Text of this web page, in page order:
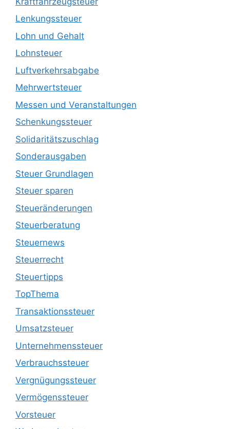
Lenkungssteuer
Lohn und Gehalt
Lohnsteuer
Luftverkehrsabgabe
Mehrwertsteuer
Messen und Veranstaltungen
Schenkungssteuer
Solidaritätszuschlag
Sonderausgaben
Steuer Grundlagen
Steuer sparen
Steueränderungen
Steuerberatung
Steuernews
Steuerrecht
Steuertipps
TopThema
Transaktionssteuer
Umsatzsteuer
Unternehmenssteuer
Verbrauchssteuer
Vergnügungssteuer
Vermögenssteuer
Vorsteuer